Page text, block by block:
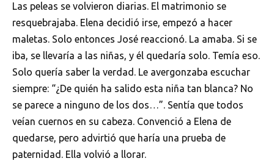
Las peleas se volvieron diarias. El matrimonio se
resquebrajaba. Elena decidió irse, empezó a hacer
maletas. Solo entonces José reaccionó. La amaba. Si se
iba, se llevaría a las niñas, y él quedaría solo. Temía eso.
Solo quería saber la verdad. Le avergonzaba escuchar
siempre: “¿De quién ha salido esta niña tan blanca? No
se parece a ninguno de los dos…”. Sentía que todos
veían cuernos en su cabeza. Convenció a Elena de
quedarse, pero advirtió que haría una prueba de
paternidad. Ella volvió a llorar.